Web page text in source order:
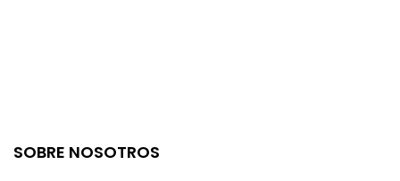
SOBRE NOSOTROS